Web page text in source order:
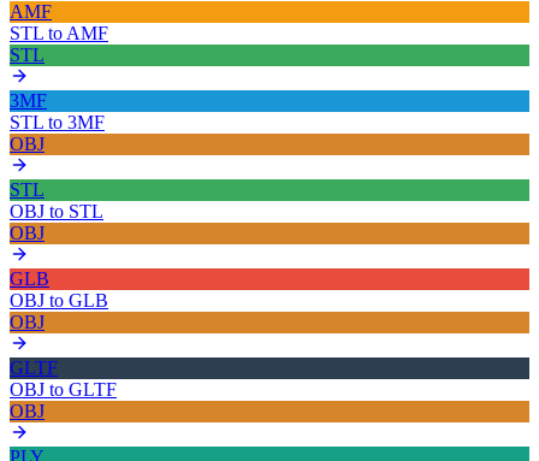
AMF
STL to AMF
STL
3MF
STL to 3MF
OBJ
STL
OBJ to STL
OBJ
GLB
OBJ to GLB
OBJ
GLTF
OBJ to GLTF
OBJ
PLY